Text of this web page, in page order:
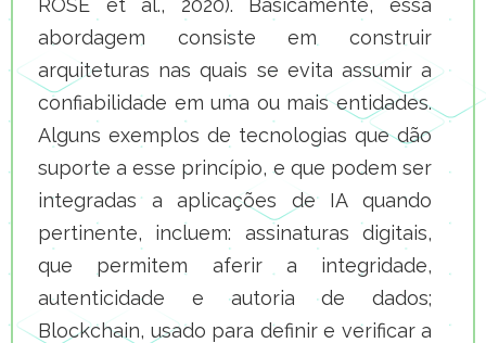
abordagem consiste em construir
arquiteturas nas quais se evita assumir a
confiabilidade em uma ou mais entidades.
Alguns exemplos de tecnologias que dão
suporte a esse princípio, e que podem ser
integradas a aplicações de IA quando
pertinente, incluem: assinaturas digitais,
que permitem aferir a integridade,
autenticidade e autoria de dados;
Blockchain, usado para definir e verificar a